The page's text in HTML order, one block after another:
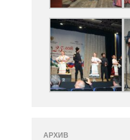
АРХИВ